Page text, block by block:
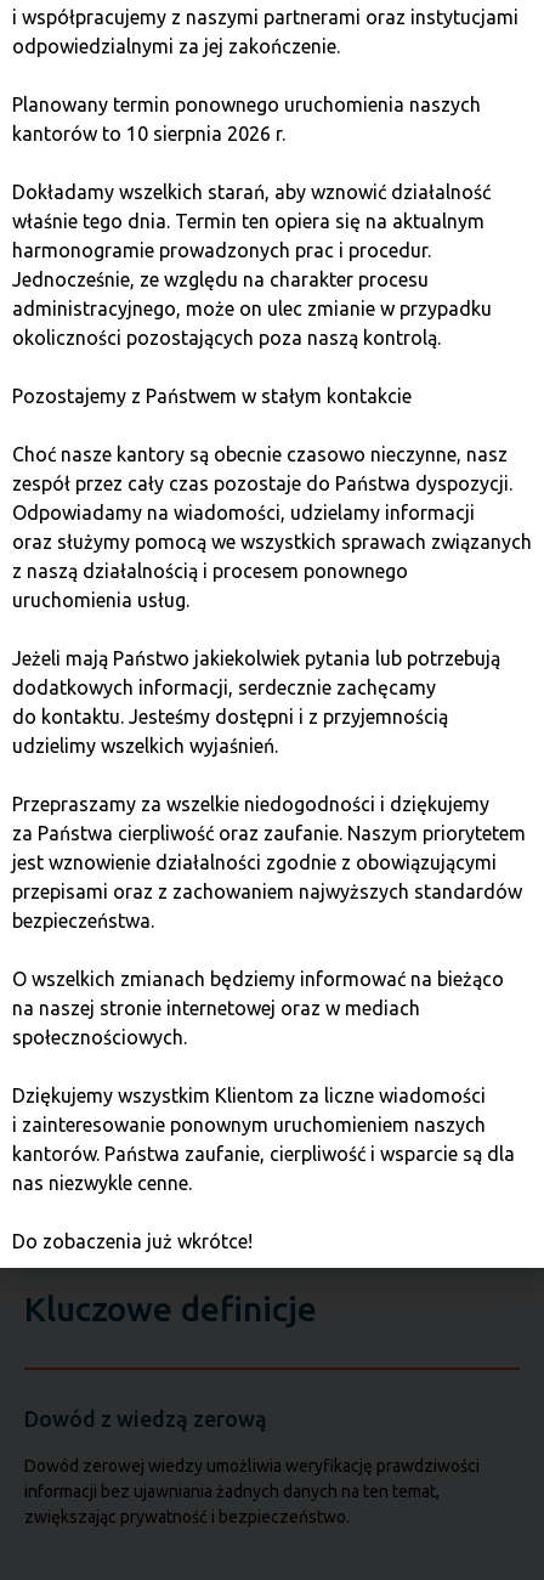
Programy lojalnościowe, staking czy zniżki przy
płatnościach to sposoby na zwiększenie popytu na
Wyzwania związane z
projektowaniem Token Utility
Mimo licznych zalet model użytkowy tokena wiąże się z
pewnymi wyzwaniami. Jednym z głównych problemów
jest utrzymanie długoterminowej wartości i popytu na
token. Jeśli projekt nie oferuje rzeczywistego
zainteresowanie, co prowadzi do spadku wartości.
Innym wyzwaniem jest dostosowanie się do
dynamicznie zmieniających się regulacji. Niektóre kraje
wprowadzają surowe przepisy dotyczące kryptowalut,
co może mieć wpływ na sposób, w jaki tokeny użytkowe
są traktowane pod względem prawnym.
Przyszłość Token Utility w
ekosystemie kryptowalut
Z każdym rokiem modele tokenowe stają się coraz
bardziej zaawansowane. Wraz z rozwojem
zdecentralizowanych aplikacji i rynków DeFi rośnie
zapotrzebowanie na innowacyjne rozwiązania, w
których tokeny odgrywają kluczową rolę. Można
zaobserwować trend łączenia różnych mechanizmów
użytkowości, takich jak integracja z NFT, gamifikacja czy
wykorzystywanie w systemach DAO.
Wszystko wskazuje na to, że przyszłość kryptowalut
będzie oparta na efektywnie zaprojektowanych
modelach Token Utility, które nie tylko zwiększą
użyteczność platform, ale również pozwolą na
budowanie trwałych i wartościowych ekosystemów.
Kluczowe definicje
Dowód z wiedzą zerową
Dowód zerowej wiedzy umożliwia weryfikację prawdziwości
informacji bez ujawniania żadnych danych na ten temat,
zwiększając prywatność i bezpieczeństwo.
i współpracujemy z naszymi partnerami oraz instytucjami
odpowiedzialnymi za jej zakończenie.
Planowany termin ponownego uruchomienia naszych
kantorów to 10 sierpnia 2026 r.
Dokładamy wszelkich starań, aby wznowić działalność
właśnie tego dnia. Termin ten opiera się na aktualnym
harmonogramie prowadzonych prac i procedur.
Jednocześnie, ze względu na charakter procesu
administracyjnego, może on ulec zmianie w przypadku
okoliczności pozostających poza naszą kontrolą.
Pozostajemy z Państwem w stałym kontakcie
Choć nasze kantory są obecnie czasowo nieczynne, nasz
zespół przez cały czas pozostaje do Państwa dyspozycji.
Odpowiadamy na wiadomości, udzielamy informacji
oraz służymy pomocą we wszystkich sprawach związanych
z naszą działalnością i procesem ponownego
uruchomienia usług.
Jeżeli mają Państwo jakiekolwiek pytania lub potrzebują
dodatkowych informacji, serdecznie zachęcamy
do kontaktu. Jesteśmy dostępni i z przyjemnością
udzielimy wszelkich wyjaśnień.
Przepraszamy za wszelkie niedogodności i dziękujemy
za Państwa cierpliwość oraz zaufanie. Naszym priorytetem
jest wznowienie działalności zgodnie z obowiązującymi
przepisami oraz z zachowaniem najwyższych standardów
bezpieczeństwa.
O wszelkich zmianach będziemy informować na bieżąco
na naszej stronie internetowej oraz w mediach
społecznościowych.
Dziękujemy wszystkim Klientom za liczne wiadomości
i zainteresowanie ponownym uruchomieniem naszych
kantorów. Państwa zaufanie, cierpliwość i wsparcie są dla
nas niezwykle cenne.
Do zobaczenia już wkrótce!